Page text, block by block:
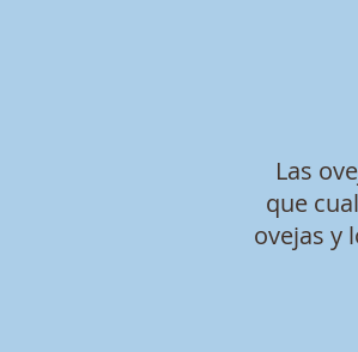
Las
que
ovejas y